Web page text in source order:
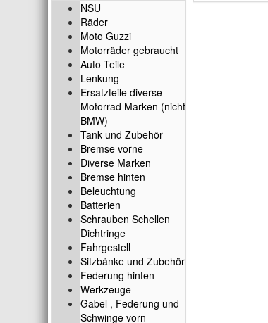
NSU
Räder
Moto Guzzi
Motorräder gebraucht
Auto Teile
Lenkung
Ersatzteile diverse
Motorrad Marken (nicht
BMW)
Tank und Zubehör
Bremse vorne
Diverse Marken
Bremse hinten
Beleuchtung
Batterien
Schrauben Schellen
Dichtringe
Fahrgestell
Sitzbänke und Zubehör
Federung hinten
Werkzeuge
Gabel , Federung und
Schwinge vorn